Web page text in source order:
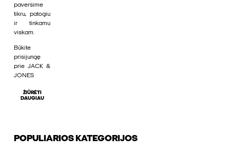
paversime
tikru, patogiu
ir tinkamu
viskam.
Būkite
prisijungę
prie JACK &
JONES
ŽIŪRĖTI
DAUGIAU
POPULIARIOS KATEGORIJOS